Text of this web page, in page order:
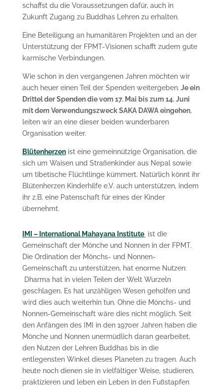
schaffst du die Voraussetzungen dafür, auch in
Zukunft Zugang zu Buddhas Lehren zu erhalten.
Eine Beteiligung an humanitären Projekten und an der
Unterstützung der FPMT-Visionen schafft zudem gute
karmische Verbindungen.
Wie schon in den vergangenen Jahren möchten wir
auch heuer einen Teil der Spenden weitergeben. Je ein
Drittel der Spenden die vom 17. Mai bis zum 14. Juni
mit dem Verwendungszweck SAKA DAWA eingehen,
leiten wir an eine dieser beiden wunderbaren
Organisation weiter.
Blütenherzenist eine gemeinnützige Organisation, die
sich um Waisen und Straßenkinder aus Nepal sowie
um tibetische Flüchtlingekümmert. Natürlich könnt ihr
Blütenherzen Kinderhilfe e.V. auch unterstützen, indem
ihr z.B. eine Patenschaft für eines der Kinder
übernehmt.
IMI – International Mahayana Institute ist die
Gemeinschaft der Mönche und Nonnen in der FPMT.
Die Ordination der Mönchs- und Nonnen-
Gemeinschaft zu unterstützen, hat enorme Nutzen:
Dharma hat in vielen Teilen der Welt Wurzeln
geschlagen. Es hat unzähligen Wesen geholfen und
wird dies auch weiterhin tun. Ohne die Mönchs- und
Nonnen-Gemeinschaft wäre dies nicht möglich. Seit
den Anfängen des IMI in den 1970er Jahren haben die
Mönche und Nonnen unermüdlich daran gearbeitet,
den Nutzen der Lehren Buddhas bis in die
entlegensten Winkel dieses Planeten zu tragen. Auch
heute noch dienen sie in vielfältiger Weise, studieren,
praktizieren und leben ein Leben in den Fußstapfen